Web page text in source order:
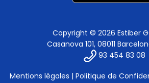
Copyright © 2026 Estiber
Casanova 101, 08011
93 454 83 08
Mentions légales | Politique de